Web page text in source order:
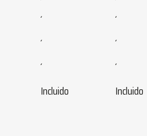
´ ´
´ ´
´ ´
Incluido Incluido